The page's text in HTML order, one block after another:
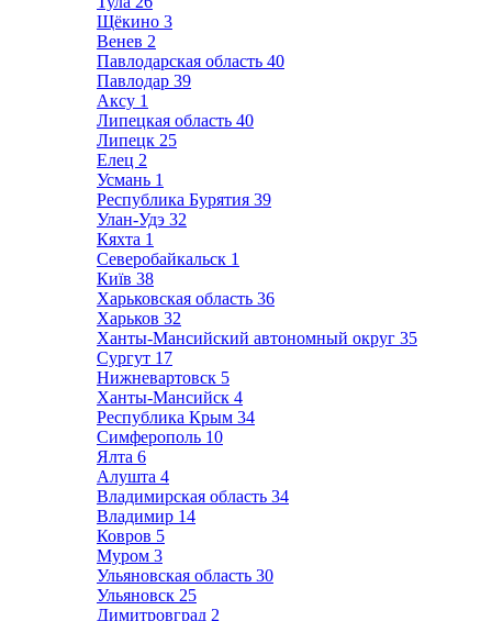
Щёкино 3
Венев 2
Павлодарская область 40
Павлодар 39
Аксу 1
Липецкая область 40
Липецк 25
Елец 2
Усмань 1
Республика Бурятия 39
Улан-Удэ 32
Кяхта 1
Северобайкальск 1
Київ 38
Харьковская область 36
Харьков 32
Ханты-Мансийский автономный округ 35
Сургут 17
Нижневартовск 5
Ханты-Мансийск 4
Республика Крым 34
Симферополь 10
Ялта 6
Алушта 4
Владимирская область 34
Владимир 14
Ковров 5
Муром 3
Ульяновская область 30
Ульяновск 25
Димитровград 2